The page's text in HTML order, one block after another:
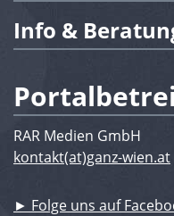
Info &
RAR Medien GmbH
kontakt(at)ganz-wien.at
► Folge uns auf